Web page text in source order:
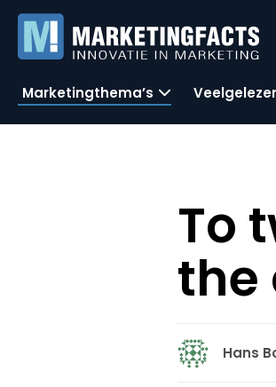
Marketingthema’s
To
the
Hans